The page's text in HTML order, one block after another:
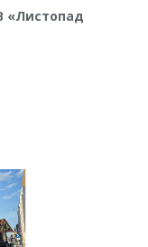
«Листопад